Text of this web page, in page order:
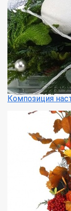
Композиция